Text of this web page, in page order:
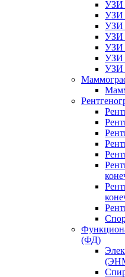
УЗИ
УЗИ
УЗИ
УЗИ
УЗИ
УЗИ
УЗИ
(ФД)